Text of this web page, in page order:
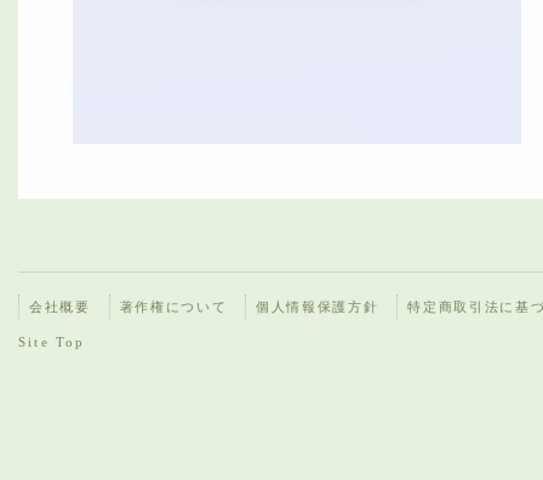
会社概要 著作権について 個人情報保護方針 特定商取引法に基
Site Top